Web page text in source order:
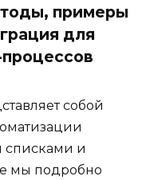
примеры
для
собой
списками и
мы подробно